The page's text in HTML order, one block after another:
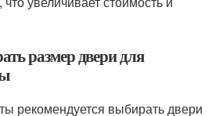
размер двери для
рекомендуется выбирать двери